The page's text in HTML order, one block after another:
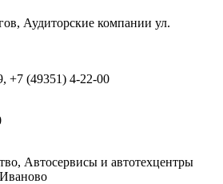
Аудиторские компании ул.
+7 (49351) 4-22-00
Автосервисы и автотехцентры